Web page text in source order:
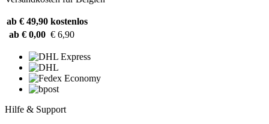
ab € 49,90 kostenlos
ab € 0,00 € 6,90
Hilfe & Support